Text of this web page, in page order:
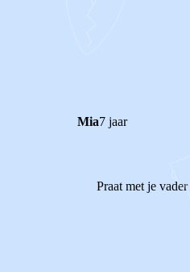
Mia7 jaar
Praat met je vader